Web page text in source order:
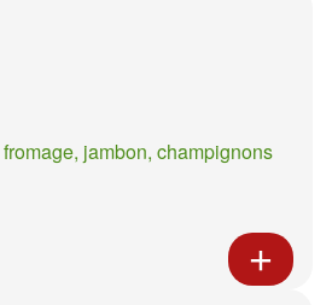
jambon, champignons